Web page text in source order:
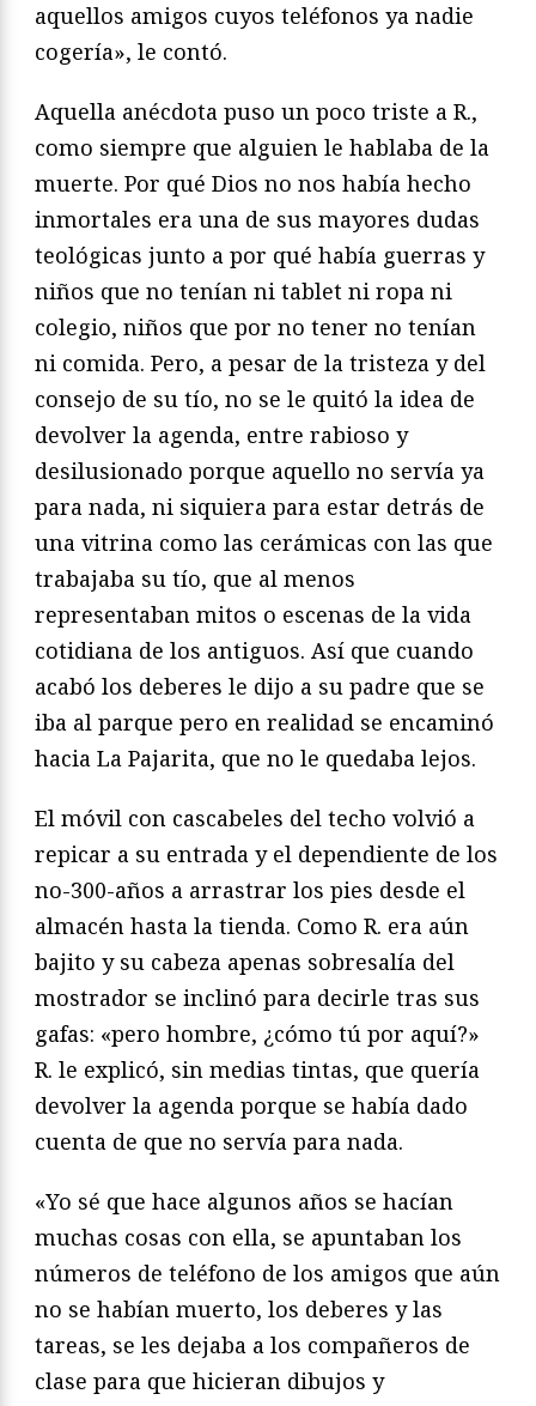
aquellos amigos cuyos teléfonos ya nadie
cogería», le contó.
Aquella anécdota puso un poco triste a R.,
como siempre que alguien le hablaba de la
muerte. Por qué Dios no nos había hecho
inmortales era una de sus mayores dudas
teológicas junto a por qué había guerras y
niños que no tenían ni tablet ni ropa ni
colegio, niños que por no tener no tenían
ni comida. Pero, a pesar de la tristeza y del
consejo de su tío, no se le quitó la idea de
devolver la agenda, entre rabioso y
desilusionado porque aquello no servía ya
para nada, ni siquiera para estar detrás de
una vitrina como las cerámicas con las que
trabajaba su tío, que al menos
representaban mitos o escenas de la vida
cotidiana de los antiguos. Así que cuando
acabó los deberes le dijo a su padre que se
iba al parque pero en realidad se encaminó
hacia La Pajarita, que no le quedaba lejos.
El móvil con cascabeles del techo volvió a
repicar a su entrada y el dependiente de los
no-300-años a arrastrar los pies desde el
almacén hasta la tienda. Como R. era aún
bajito y su cabeza apenas sobresalía del
mostrador se inclinó para decirle tras sus
gafas: «pero hombre, ¿cómo tú por aquí?»
R. le explicó, sin medias tintas, que quería
devolver la agenda porque se había dado
cuenta de que no servía para nada.
«Yo sé que hace algunos años se hacían
muchas cosas con ella, se apuntaban los
números de teléfono de los amigos que aún
no se habían muerto, los deberes y las
tareas, se les dejaba a los compañeros de
clase para que hicieran dibujos y